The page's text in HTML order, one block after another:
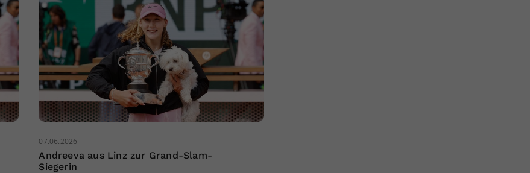
07.06.2026
Andreeva aus Linz zur Grand-Slam-
Siegerin